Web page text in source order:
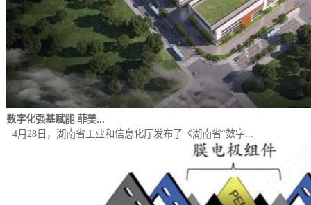
数字化强基赋能 菲美...
4月28日，湖南省工业和信息化厅发布了《湖南省“数字...